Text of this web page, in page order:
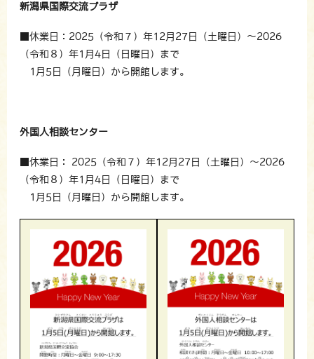
新潟県国際交流プラザ
■休業日：2025（令和７）年12月27日（土曜日）～2026
（令和８）年1月4日（日曜日）まで
1月5日（月曜日）から開館します。
外国人相談センター
■休業日： 2025（令和７）年12月27日（土曜日）～2026
（令和８）年1月4日（日曜日）まで
1月5日（月曜日）から開館します。